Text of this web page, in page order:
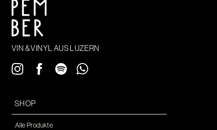
VIN & VINYL AUS LUZERN
SHOP
Alle Produkte